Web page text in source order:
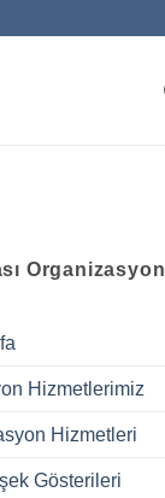
Organizasyon
Hizmetlerimiz
Hizmetleri
Gösterileri